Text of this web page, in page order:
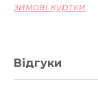
зимові куртки
Відгуки